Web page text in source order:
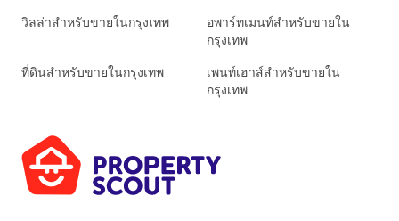
วิลล่าสำหรับขายในกรุงเทพ
อพาร์ทเมนท์สำหรับขายใน
กรุงเทพ
ที่ดินสำหรับขายในกรุงเทพ
เพนท์เฮาส์สำหรับขายใน
กรุงเทพ